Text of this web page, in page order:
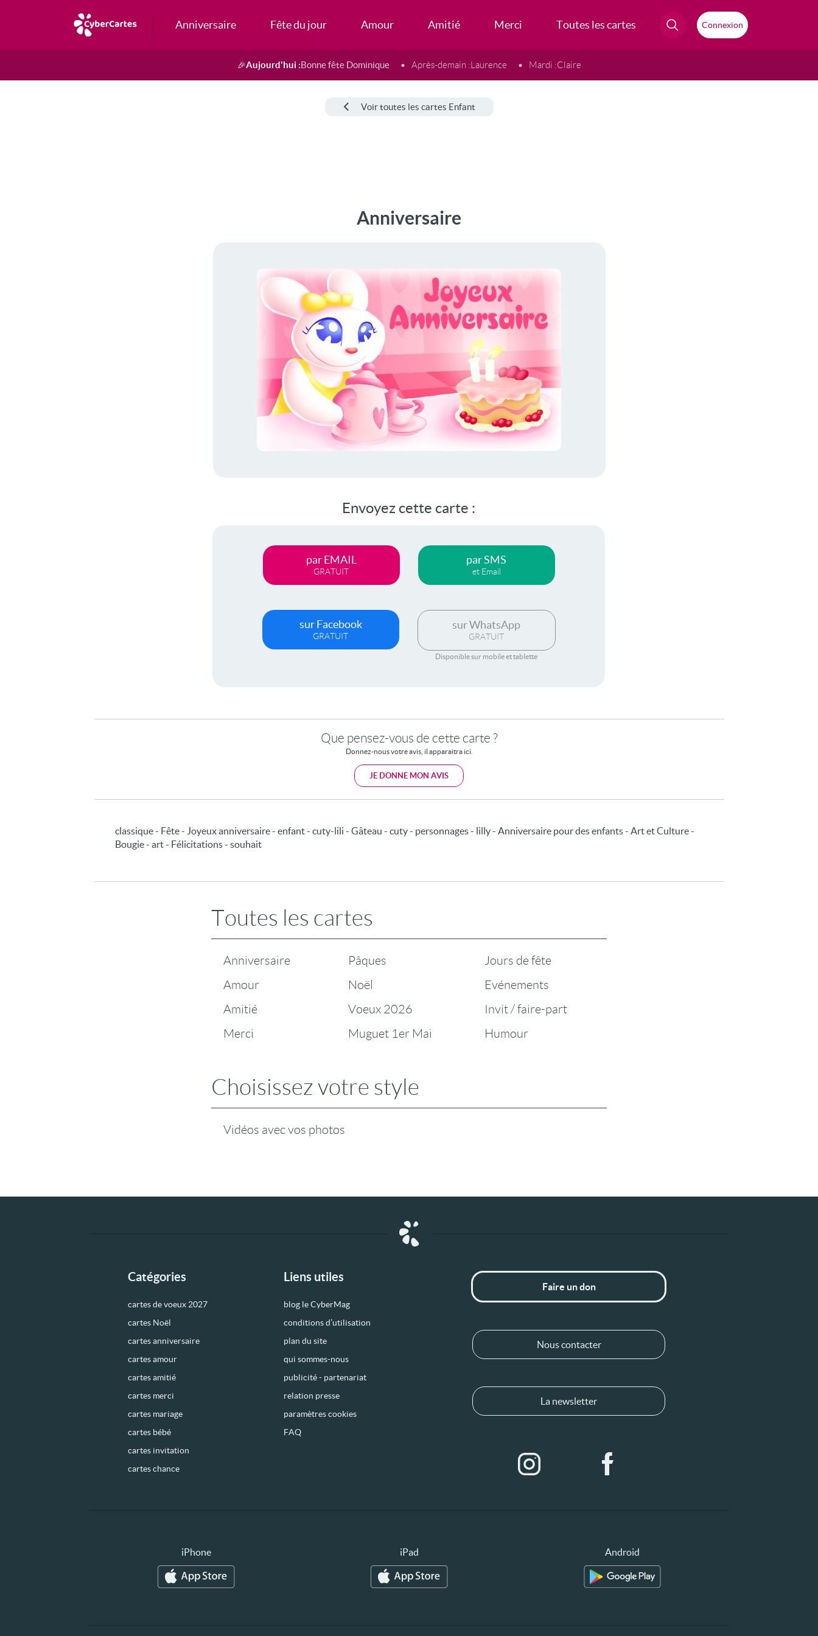
Anniversaire Fête du jour Amour Amitié Merci Toutes les cartes Connexion
🎉Aujourd'hui :Bonne fête Dominique Après-demain :Laurence Mardi :Claire
Voir toutes les cartes Enfant
Anniversaire
Envoyez cette carte :
par EMAIL
GRATUIT
par SMS
et Email
sur Facebook
GRATUIT
sur WhatsApp
GRATUIT
Disponible sur mobile et tablette
Que pensez-vous de cette carte ?
Donnez-nous votre avis, il apparaitra ici.
JE DONNE MON AVIS
classique - Fête - Joyeux anniversaire - enfant - cuty-lili - Gâteau - cuty - personnages - lilly - Anniversaire pour des enfants - Art et Culture -
Bougie - art - Félicitations - souhait
Toutes les cartes
Anniversaire
Amour
Amitié
Merci
Pâques
Noël
Voeux 2026
Muguet 1er Mai
Jours de fête
Evénements
Invit / faire-part
Humour
Choisissez votre style
Vidéos avec vos photos
Catégories
cartes de voeux 2027
cartes Noël
cartes anniversaire
cartes amour
cartes amitié
cartes merci
cartes mariage
cartes bébé
cartes invitation
cartes chance
Liens utiles
blog le CyberMag
conditions d’utilisation
plan du site
qui sommes-nous
publicité - partenariat
relation presse
paramètres cookies
FAQ
Faire un don
Nous contacter
La newsletter
iPhone iPad Android